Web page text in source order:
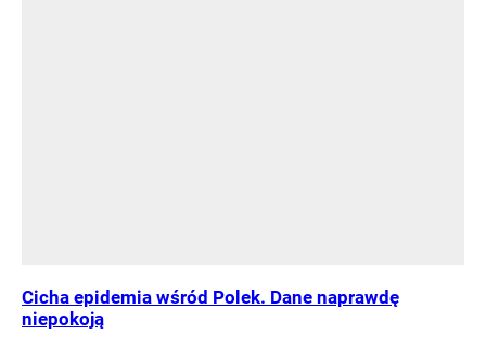
Cicha epidemia wśród Polek. Dane naprawdę
niepokoją